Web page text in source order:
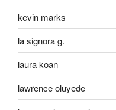
kevin marks
la signora g.
laura koan
lawrence oluyede